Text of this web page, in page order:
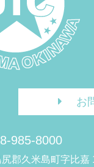
お
985-8000
郡久米島町字比嘉